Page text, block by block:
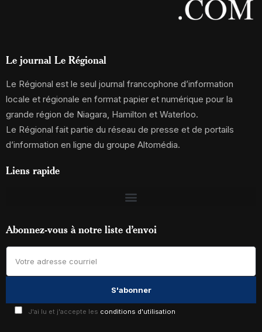
Le journal Le Régional
Le Régional est le seul journal francophone d’information
locale et régionale en format papier et numérique pour la
grande région de Niagara, Hamilton et Waterloo.
Le Régional fait partie du réseau de presse et de portails
d’information en ligne du groupe Altomédia.
Liens rapide
Abonnez-vous à notre liste d’envoi
J'ai lu et j'accepte les conditions d'utilisation